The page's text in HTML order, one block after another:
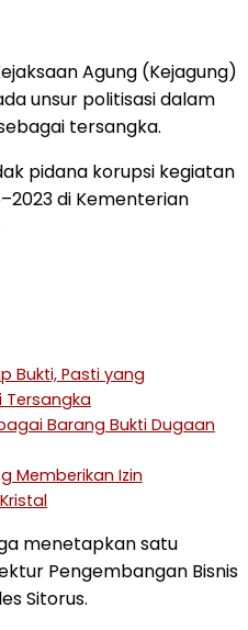
Agung (Kejagung)
unsur politisasi dalam
tersangka.
pidana korupsi kegiatan
di Kementerian
Bukti, Pasti yang
Tersangka
Barang Bukti Dugaan
Memberikan Izin
menetapkan satu
Pengembangan Bisnis
Sitorus.